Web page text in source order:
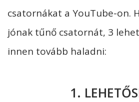
csatornákat a YouTube-on.
jónak tűnő csatornát, 3
innen tovább haladni:
1.